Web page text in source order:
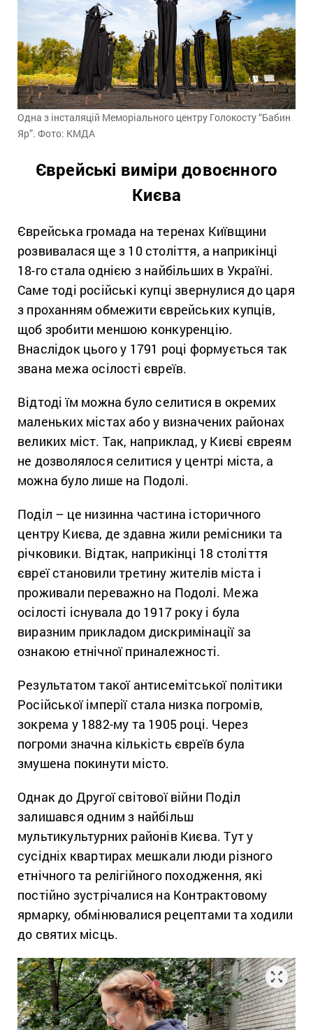
Одна з інсталяцій Меморіального центру Голокосту “Бабин
Яр”. Фото: КМДА
Єврейські виміри довоєнного
Києва
Єврейська громада на теренах Київщини
розвивалася ще з 10 століття, а наприкінці
18-го стала однією з найбільших в Україні.
Саме тоді російські купці звернулися до царя
з проханням обмежити єврейських купців,
щоб зробити меншою конкуренцію.
Внаслідок цього у 1791 році формується так
звана межа осілості євреїв.
Відтоді їм можна було селитися в окремих
маленьких містах або у визначених районах
великих міст. Так, наприклад, у Києві євреям
не дозволялося селитися у центрі міста, а
можна було лише на Подолі.
Поділ – це низинна частина історичного
центру Києва, де здавна жили ремісники та
річковики. Відтак, наприкінці 18 століття
євреї становили третину жителів міста і
проживали переважно на Подолі. Межа
осілості існувала до 1917 року і була
виразним прикладом дискримінації за
ознакою етнічної приналежності.
Результатом такої антисемітської політики
Російської імперії стала низка погромів,
зокрема у 1882-му та 1905 році. Через
погроми значна кількість євреїв була
змушена покинути місто.
Однак до Другої світової війни Поділ
залишався одним з найбільш
мультикультурних районів Києва. Тут у
сусідніх квартирах мешкали люди різного
етнічного та релігійного походження, які
постійно зустрічалися на Контрактовому
ярмарку, обмінювалися рецептами та ходили
до святих місць.